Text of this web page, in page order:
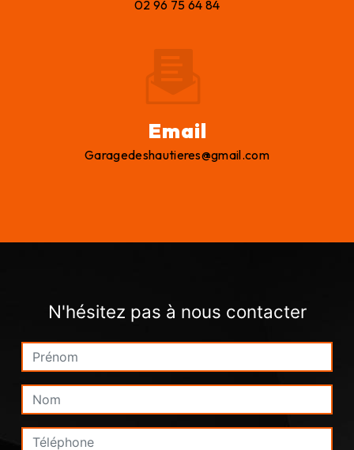
02 96 75 64 84
Email
garagedeshautieres@gmail.com
N'hésitez pas à nous contacter